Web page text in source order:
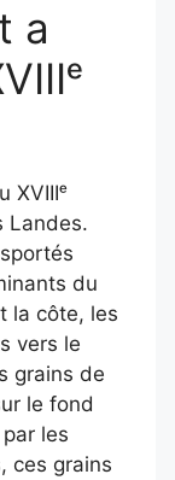
a
XVIIIᵉ
Landes.
du
la côte, les
vers le
grains de
le fond
les
ces grains